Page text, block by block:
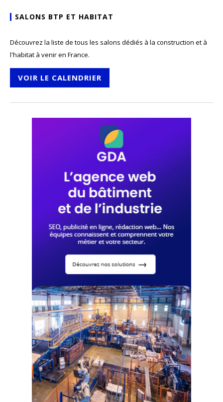
SALONS BTP ET HABITAT
Découvrez la liste de tous les salons dédiés à la construction et à
l'habitat à venir en France.
VOIR LE CALENDRIER